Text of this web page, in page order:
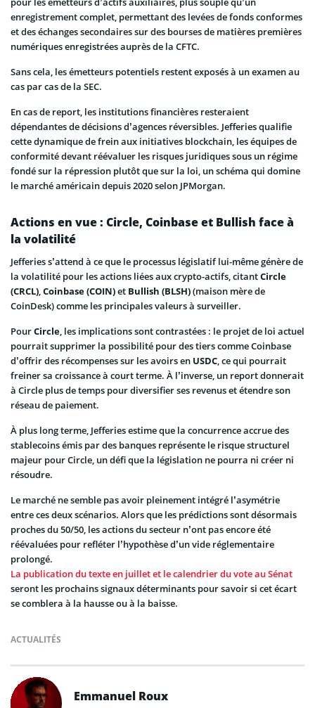
enregistrement complet, permettant des levées de fonds conformes
et des échanges secondaires sur des bourses de matières premières
numériques enregistrées auprès de la CFTC.
Sans cela, les émetteurs potentiels restent exposés à un examen au
cas par cas de la SEC.
En cas de report, les institutions financières resteraient
dépendantes de décisions d’agences réversibles. Jefferies qualifie
cette dynamique de frein aux initiatives blockchain, les équipes de
conformité devant réévaluer les risques juridiques sous un régime
fondé sur la répression plutôt que sur la loi, un schéma qui domine
le marché américain depuis 2020 selon JPMorgan.
Actions en vue : Circle, Coinbase et Bullish face à
la volatilité
Jefferies s’attend à ce que le processus législatif lui-même génère de
la volatilité pour les actions liées aux crypto-actifs, citantCircle
(CRCL),Coinbase (COIN)et Bullish (BLSH)(maison mère de
CoinDesk) comme les principales valeurs à surveiller.
PourCircle, les implications sont contrastées : le projet de loi actuel
pourrait supprimer la possibilité pour des tiers comme Coinbase
d’offrir des récompenses sur les avoirs en USDC, ce qui pourrait
freiner sa croissance à court terme. À l’inverse, un report donnerait
à Circle plus de temps pour diversifier ses revenus et étendre son
réseau de paiement.
À plus long terme, Jefferies estime que la concurrence accrue des
stablecoins émis par des banques représente le risque structurel
majeur pour Circle, un défi que la législation ne pourra ni créer ni
résoudre.
Le marché ne semble pas avoir pleinement intégré l’asymétrie
entre ces deux scénarios. Alors que les prédictions sont désormais
proches du 50/50, les actions du secteur n’ont pas encore été
réévaluées pour refléter l’hypothèse d’un vide réglementaire
prolongé.
La publication du texte en juillet et le calendrier du vote au Sénat
seront les prochains signaux déterminants pour savoir si cet écart
se comblera à la hausse ou à la baisse.
ACTUALITÉS
Emmanuel Roux